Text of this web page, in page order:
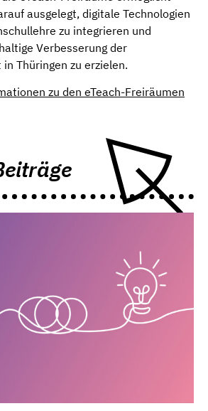
ausgelegt, digitale Technologien
zu integrieren und
Verbesserung der
Thüringen zu erzielen.
zu den eTeach-Freiräumen